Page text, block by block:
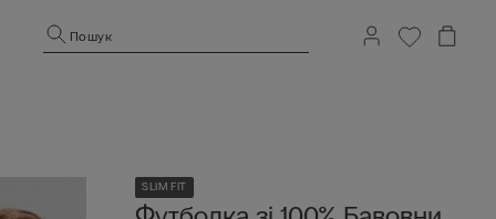
Пошук
SLIM FIT